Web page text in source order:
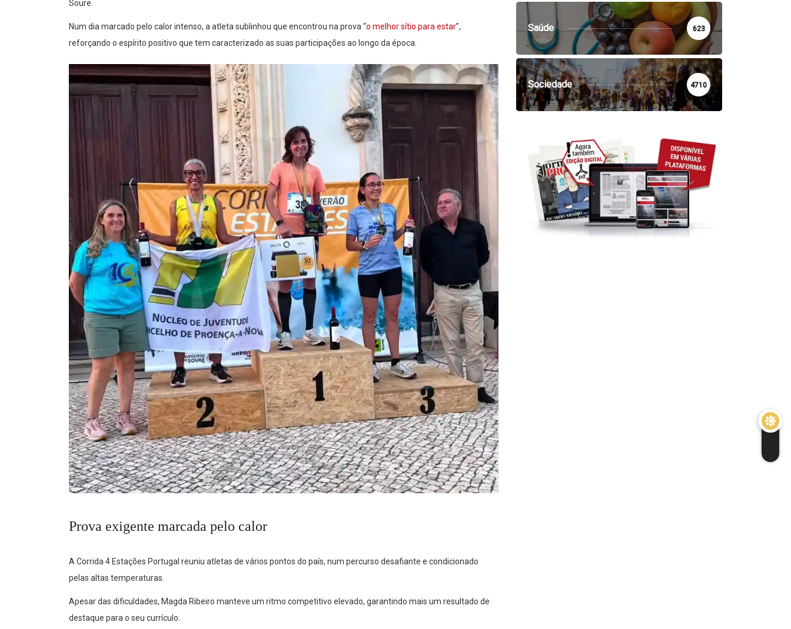
Soure.
Num dia marcado pelo calor intenso, a atleta sublinhou que encontrou na prova “o melhor sítio para estar”,
reforçando o espírito positivo que tem caracterizado as suas participações ao longo da época.
Prova exigente marcada pelo calor
A Corrida 4 Estações Portugal reuniu atletas de vários pontos do país, num percurso desafiante e condicionado
pelas altas temperaturas.
Apesar das dificuldades, Magda Ribeiro manteve um ritmo competitivo elevado, garantindo mais um resultado de
destaque para o seu currículo.
Saúde 623
Sociedade 4710